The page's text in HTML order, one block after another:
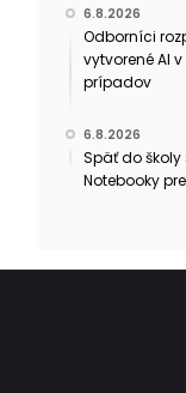
6.8.2026
Odborníci
vytvorené AI
prípadov
6.8.2026
Späť do školy
Notebooky